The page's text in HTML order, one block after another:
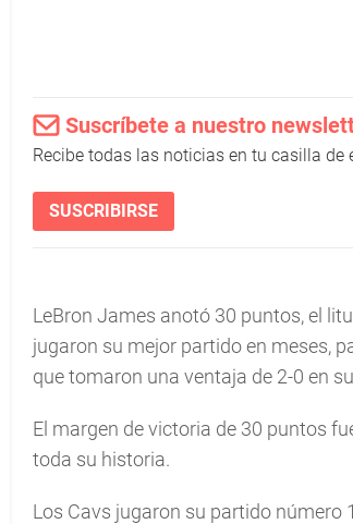
Suscríbete a nuestro
Recibe todas las noticias en tu casilla de
SUSCRIBIRSE
LeBron James anotó 30 puntos, el
jugaron su mejor partido en meses,
que tomaron una ventaja de 2-0 en
El margen de victoria de 30 puntos
toda su historia.
Los Cavs jugaron su partido número